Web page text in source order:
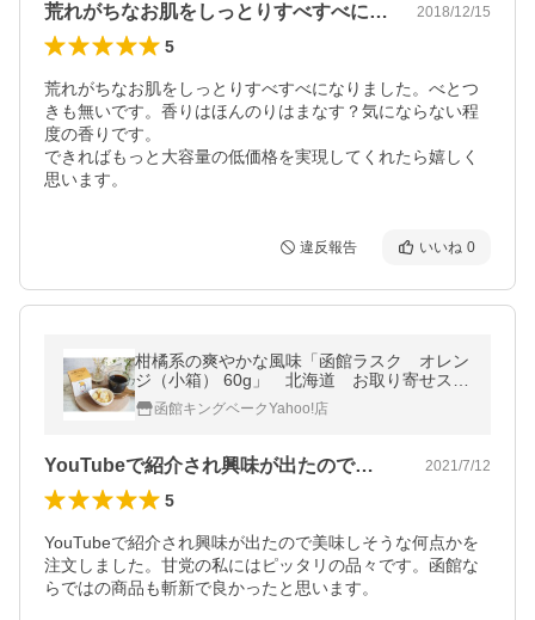
荒れがちなお肌をしっとりすべすべになり… 2018/12/15
5
荒れがちなお肌をしっとりすべすべになりました。べとつ
きも無いです。香りはほんのりはまなす？気にならない程
度の香りです。
できればもっと大容量の低価格を実現してくれたら嬉しく
思います。
違反報告 いいね 0
柑橘系の爽やかな風味「函館ラスク オレン
ジ（小箱） 60g」 北海道 お取り寄せスイ
ーツ キングベーク通販 【Ａ：常温便／
Ｂ：冷蔵便】
函館キングベークYahoo!店
YouTubeで紹介され興味が出たので… 2021/7/12
5
YouTubeで紹介され興味が出たので美味しそうな何点かを
注文しました。甘党の私にはピッタリの品々です。函館な
らではの商品も斬新で良かったと思います。